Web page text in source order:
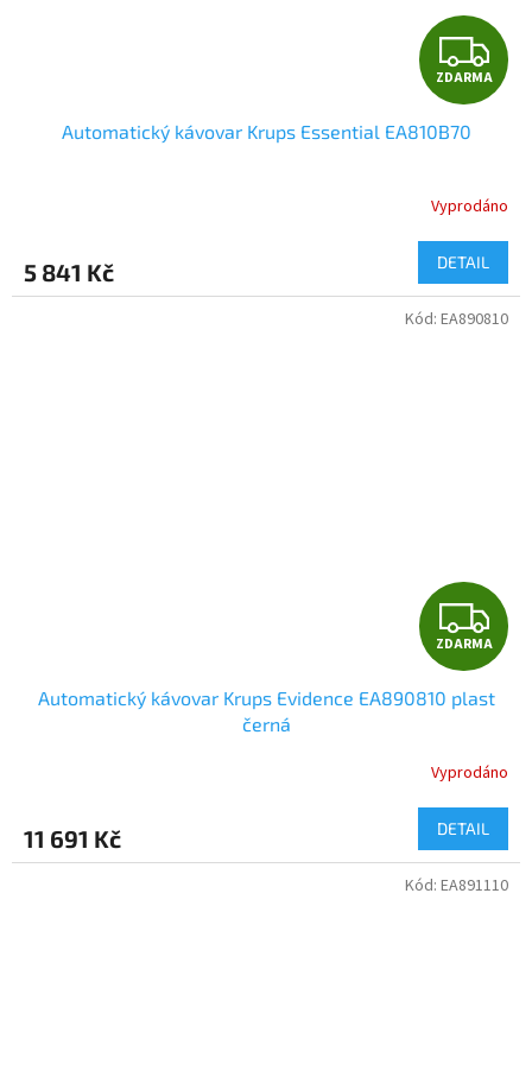
Z
D
R
M
A
ZDARMA
Automatický kávovar Krups Essential EA810B70
Vyprodáno
5 841 Kč DETAIL
Z
D
A
R
M
A
ZDARMA
Automatický kávovar Krups Evidence EA890810 plast
černá
Vyprodáno
11 691 Kč DETAIL
Kód: EA890810
Kód: EA891110